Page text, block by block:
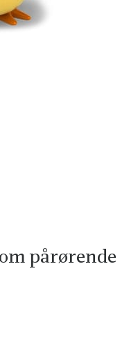
pårørende